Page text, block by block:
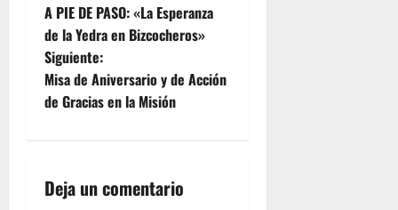
a
v
e
a
A PIE DE PASO: «La Esperanza
de la Yedra en Bizcocheros»
Siguiente:
Misa de Aniversario y de Acción
de Gracias en la Misión
Deja un comentario